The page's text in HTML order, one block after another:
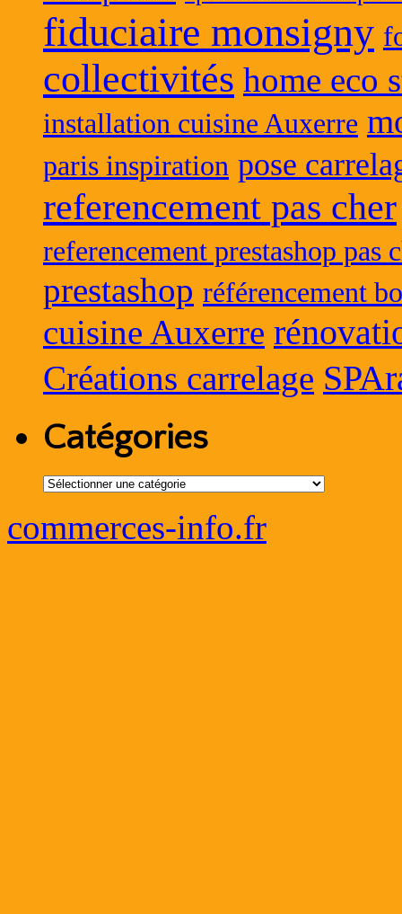
fiduciaire monsigny
collectivités home eco
installation cuisine Auxerre
paris inspiration pose
referencement pas cher
referencement prestashop pas
prestashop référencement
cuisine Auxerre
Créations carrelage
Catégories
Catégories
commerces-info.fr